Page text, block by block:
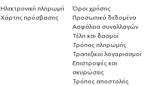
Ηλεκτρονική πληρωμή
Χάρτης πρόσβασης
Όροι χρήσης
Προσωπικά δεδομένα
Ασφάλεια συναλλαγών
Τέλη και δασμοί
Τρόπος πληρωμής
Τραπεζικοί λογαριασμοί
Επιστροφές και
ακυρώσεις
Τρόπος αποστολής